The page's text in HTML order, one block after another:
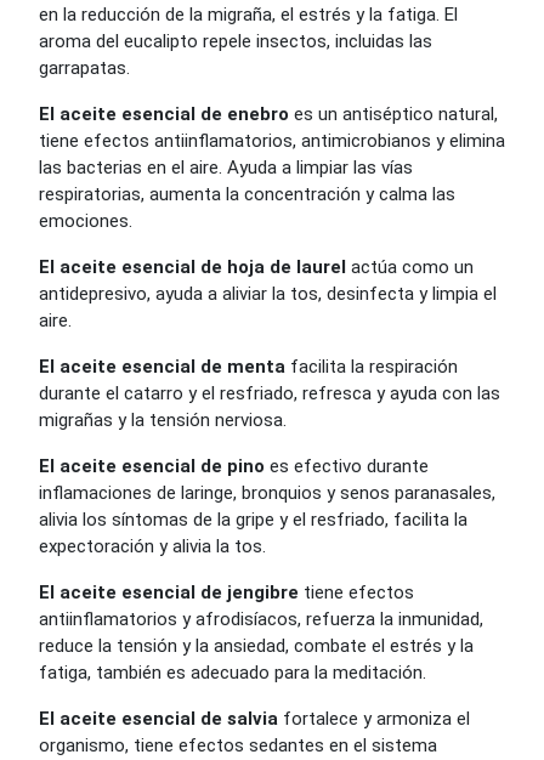
en la reducción de la migraña, el estrés y la fatiga. El
aroma del eucalipto repele insectos, incluidas las
garrapatas.
El aceite esencial de enebro es un antiséptico natural,
tiene efectos antiinflamatorios, antimicrobianos y elimina
las bacterias en el aire. Ayuda a limpiar las vías
respiratorias, aumenta la concentración y calma las
emociones.
El aceite esencial de hoja de laurel actúa como un
antidepresivo, ayuda a aliviar la tos, desinfecta y limpia el
aire.
El aceite esencial de menta facilita la respiración
durante el catarro y el resfriado, refresca y ayuda con las
migrañas y la tensión nerviosa.
El aceite esencial de pino es efectivo durante
inflamaciones de laringe, bronquios y senos paranasales,
alivia los síntomas de la gripe y el resfriado, facilita la
expectoración y alivia la tos.
El aceite esencial de jengibre tiene efectos
antiinflamatorios y afrodisíacos, refuerza la inmunidad,
reduce la tensión y la ansiedad, combate el estrés y la
fatiga, también es adecuado para la meditación.
El aceite esencial de salvia fortalece y armoniza el
organismo, tiene efectos sedantes en el sistema